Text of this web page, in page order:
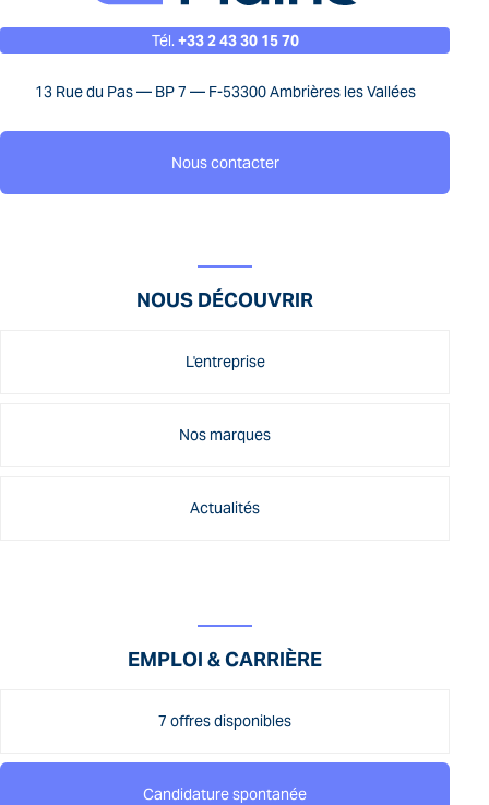
Tél.+33 2 43 30 15 70
13 Rue du Pas — BP 7 — F-53300 Ambrières les Vallées
Nous contacter
NOUS DÉCOUVRIR
L'entreprise
Nos marques
Actualités
EMPLOI & CARRIÈRE
7 offres disponibles
Candidature spontanée